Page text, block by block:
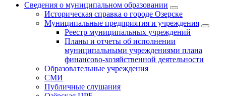
Сведения о муниципальном образовании
Историческая справка о городе Озерске
Муниципальные предприятия и учреждения
Реестр муниципальных учреждений
Планы и отчеты об исполнении
муниципальными учреждениями плана
финансово-хозяйственной деятельности
Образовательные учреждения
СМИ
Публичные слушания